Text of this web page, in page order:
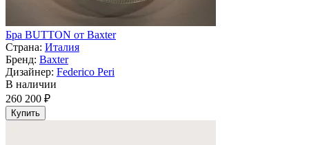
Бра BUTTON от Baxter
Страна: Италия
Бренд: Baxter
Дизайнер: Federico Peri
В наличии
260 200 ₽
Купить